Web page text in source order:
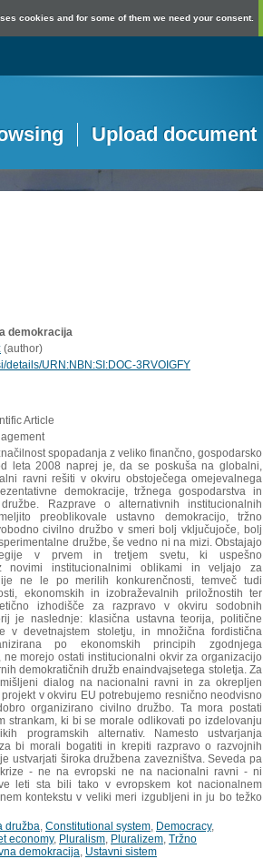
cookies and for some of them we need your consent.
Upload document
demokracija
(author)
details/URN:NBN:SI:DOC-3RVOIGFY
Article
spopadanja z veliko finančno, gospodarsko
leta 2008 naprej je, da se poskuša na globalni,
ravni rešiti v okviru obstoječega omejevalnega
demokracije, tržnega gospodarstva in
Razprave o alternativnih institucionalnih
preoblikovale ustavno demokracijo, tržno
civilno družbo v smeri bolj vključujoče, bolj
družbe, še vedno ni na mizi. Obstajajo
v prvem in tretjem svetu, ki uspešno
novimi institucionalnimi oblikami in veljajo za
ne le po merilih konkurenčnosti, temveč tudi
ekonomskih in izobraževalnih priložnostih ter
izhodišče za razpravo v okviru sodobnih
je naslednje: klasična ustavna teorija, politične
v devetnajstem stoletju, in množična fordistična
po ekonomskih principih zgodnjega
ne morejo ostati institucionalni okvir za organizacijo
demokratičnih družb enaindvajsetega stoletja. Za
dialog na nacionalni ravni in za okrepljen
v okviru EU potrebujemo resnično neodvisno
organizirano civilno družbo. Ta mora postati
strankam, ki bi se morale odlikovati po izdelovanju
programskih alternativ. Namesto ustvarjanja
bi morali bogatiti in krepiti razpravo o razvojnih
ustvarjati široka družbena zavezništva. Seveda pa
- ne na evropski ne na nacionalni ravni - ni
leti sta bili tako v evropskem kot nacionalnem
kontekstu v veliki meri izgubljeni in ju bo težko
družba Constitutional system Democracy,
economy, Pluralism Pluralizem Tržno
demokracija Ustavni sistem